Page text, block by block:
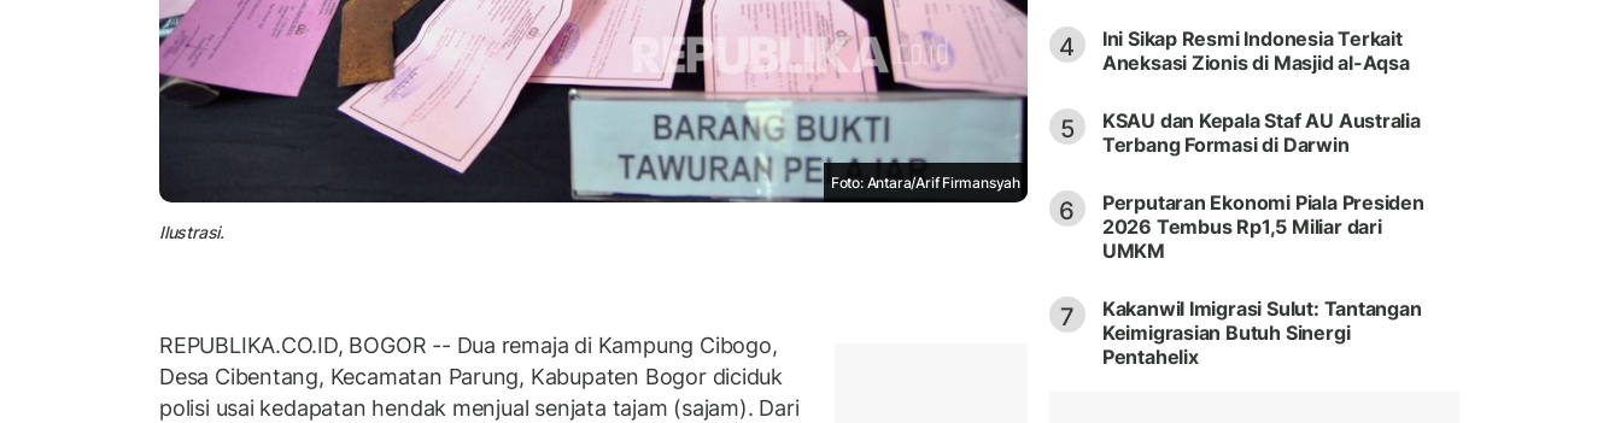
Foto: Antara/Arif Firmansyah
Ilustrasi.
REPUBLIKA.CO.ID, BOGOR -- Dua remaja di Kampung Cibogo,
Desa Cibentang, Kecamatan Parung, Kabupaten Bogor diciduk
polisi usai kedapatan hendak menjual senjata tajam (sajam). Dari
4
Ini Sikap Resmi Indonesia Terkait
Aneksasi Zionis di Masjid al-Aqsa
5
KSAU dan Kepala Staf AU Australia
Terbang Formasi di Darwin
6
Perputaran Ekonomi Piala Presiden
2026 Tembus Rp1,5 Miliar dari
UMKM
7
Kakanwil Imigrasi Sulut: Tantangan
Keimigrasian Butuh Sinergi
Pentahelix